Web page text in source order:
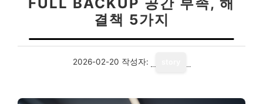
결책 5가지
2026-02-20 작성자: